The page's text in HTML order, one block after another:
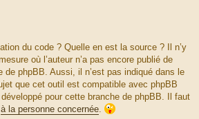
du code ? Quelle en est la source ? Il n’y
où l’auteur n’a pas encore publié de
de phpBB. Aussi, il n’est pas indiqué dans le
que cet outil est compatible avec phpBB
développé pour cette branche de phpBB. Il faut
à la personne concernée.